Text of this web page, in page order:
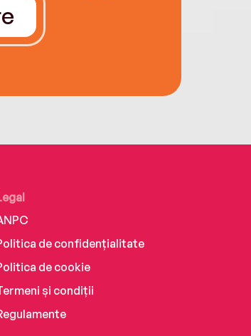
de confidențialitate
de cookie
și condiții